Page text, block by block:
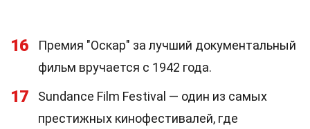
16
Премия "Оскар" за лучший документальный
фильм вручается с 1942 года.
17
Sundance Film Festival — один из самых
престижных кинофестивалей, где